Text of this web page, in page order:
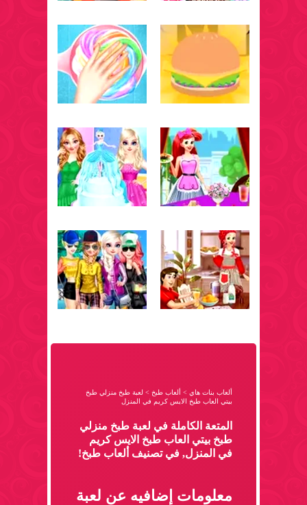
ألعاب بنات هاي > ألعاب طبخ > لعبة طبخ منزلي طبخ
بيتي العاب طبخ الايس كريم في المنزل
المتعة الكاملة في لعبة طبخ منزلي
طبخ بيتي العاب طبخ الايس كريم
في المنزل, في تصنيف ألعاب طبخ!
معلومات إضافيه عن لعبة